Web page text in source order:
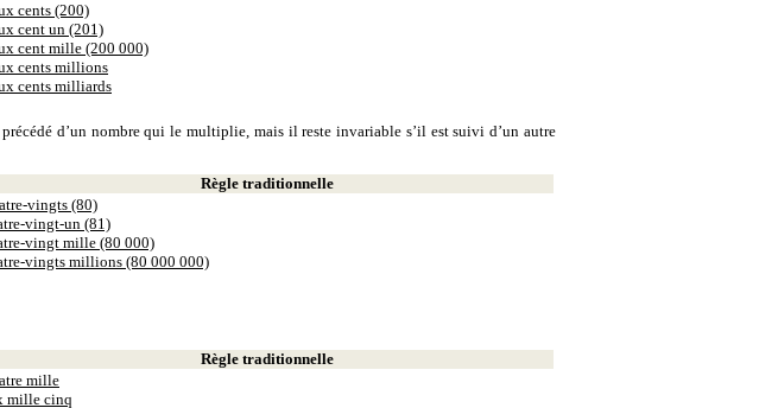
cents (200)
cent un (201)
cent mille (200 000)
cents millions
cents milliards
d’un nombre qui le multiplie, mais il reste invariable s’il est suivi d’un autre
Règle traditionnelle
vingts (80)
vingt-un (81)
vingt mille (80 000)
vingts millions (80 000 000)
Règle traditionnelle
mille
mille cinq